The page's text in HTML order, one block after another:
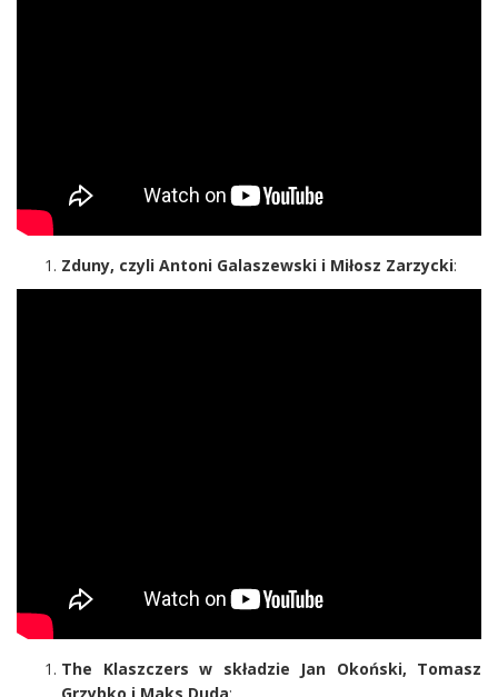
Zduny, czyli Antoni Galaszewski i Miłosz Zarzycki:
The Klaszczers w składzie Jan Okoński, Tomasz